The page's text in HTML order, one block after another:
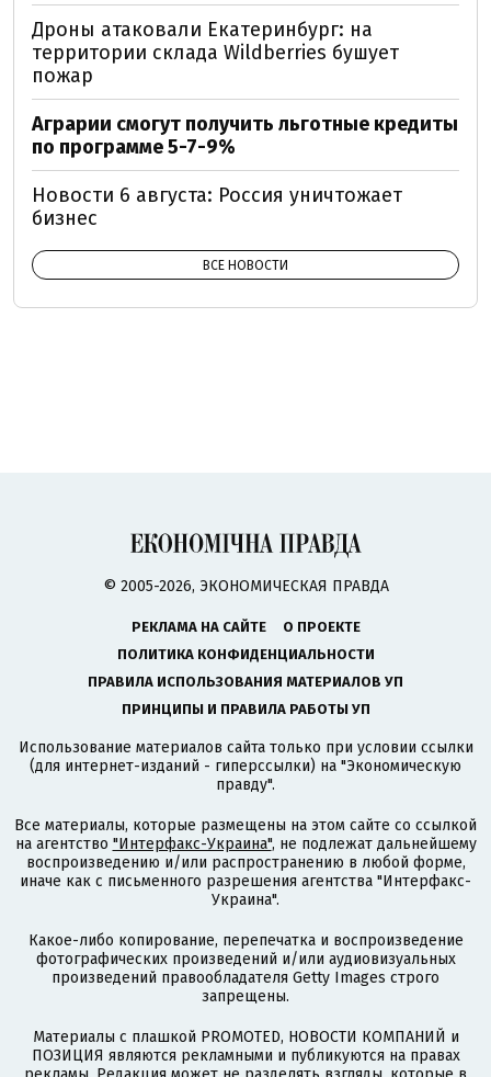
Дроны атаковали Екатеринбург: на
территории склада Wildberries бушует
пожар
Аграрии смогут получить льготные кредиты
по программе 5-7-9%
Новости 6 августа: Россия уничтожает
бизнес
ВСЕ НОВОСТИ
© 2005-2026, ЭКОНОМИЧЕСКАЯ ПРАВДА
РЕКЛАМА НА САЙТЕ
О ПРОЕКТЕ
ПОЛИТИКА КОНФИДЕНЦИАЛЬНОСТИ
ПРАВИЛА ИСПОЛЬЗОВАНИЯ МАТЕРИАЛОВ УП
ПРИНЦИПЫ И ПРАВИЛА РАБОТЫ УП
Использование материалов сайта только при условии ссылки
(для интернет-изданий - гиперссылки) на "Экономическую
правду".
Все материалы, которые размещены на этом сайте со ссылкой
на агентство "Интерфакс-Украина", не подлежат дальнейшему
воспроизведению и/или распространению в любой форме,
иначе как с письменного разрешения агентства "Интерфакс-
Украина".
Какое-либо копирование, перепечатка и воспроизведение
фотографических произведений и/или аудиовизуальных
произведений правообладателя Getty Images строго
запрещены.
Материалы с плашкой PROMOTED, НОВОСТИ КОМПАНИЙ и
ПОЗИЦИЯ являются рекламными и публикуются на правах